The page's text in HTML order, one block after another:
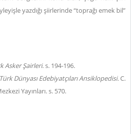
yazdığı şiirlerinde “toprağı emek bil”
Asker Şairleri. s. 194-196.
Türk Dünyası Edebiyatçıları Ansiklopedisi.C.
Yayınları. s. 570.